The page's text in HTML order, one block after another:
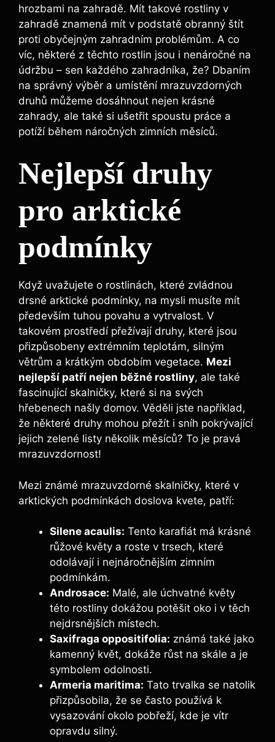
hrozbami na zahradě. Mít takové rostliny v
zahradě znamená mít v podstatě obranný štít
proti obyčejným zahradním problémům. A co
víc, některé z těchto rostlin jsou i nenáročné na
údržbu – sen každého zahradníka, že? Dbaním
na správný výběr a umístění mrazuvzdorných
druhů můžeme dosáhnout nejen krásné
zahrady, ale také si ušetřit spoustu práce a
potíží během náročných zimních měsíců.
Nejlepší druhy
pro arktické
podmínky
Když uvažujete o rostlinách, které zvládnou
drsné arktické podmínky, na mysli musíte mít
především tuhou povahu a vytrvalost. V
takovém prostředí přežívají druhy, které jsou
přizpůsobeny extrémním teplotám, silným
větrům a krátkým obdobím vegetace. Mezi
nejlepší patří nejen běžné rostliny, ale také
fascinující skalničky, které si na svých
hřebenech našly domov. Věděli jste například,
že některé druhy mohou přežít i sníh pokrývající
jejich zelené listy několik měsíců? To je pravá
mrazuvzdornost!
Mezi známé mrazuvzdorné skalničky, které v
arktických podmínkách doslova kvete, patří:
Silene acaulis: Tento karafiát má krásné
růžové květy a roste v trsech, které
odolávají i nejnáročnějším zimním
podmínkám.
Androsace: Malé, ale úchvatné květy
této rostliny dokážou potěšit oko i v těch
nejdrsnějších místech.
Saxifraga oppositifolia: známá také jako
kamenný květ, dokáže růst na skále a je
symbolem odolnosti.
Armeria maritima: Tato trvalka se natolik
přizpůsobila, že se často používá k
vysazování okolo pobřeží, kde je vítr
opravdu silný.